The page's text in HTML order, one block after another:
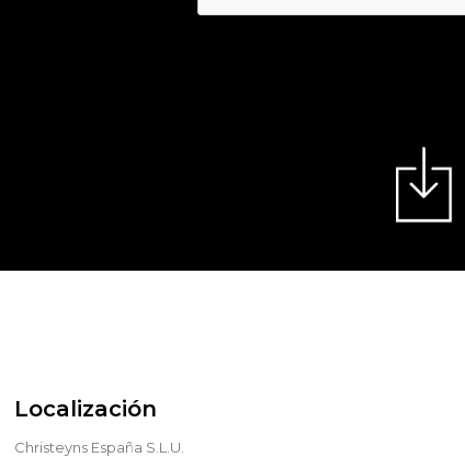
Localización
Christeyns España S.L.U.